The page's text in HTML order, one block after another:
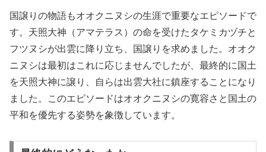
国譲りの物語もオオクニヌシの生涯で重要なエピソードで
す。天照大神（アマテラス）の命を受けたタケミカヅチと
フツヌシが出雲に降り立ち、国譲りを求めました。オオク
ニヌシは最初はこれに応じませんでしたが、最終的に国土
を天照大神に譲り、自らは出雲大社に鎮座することになり
ました。このエピソードはオオクニヌシの寛容さと国土の
平和を優先する姿勢を象徴しています。